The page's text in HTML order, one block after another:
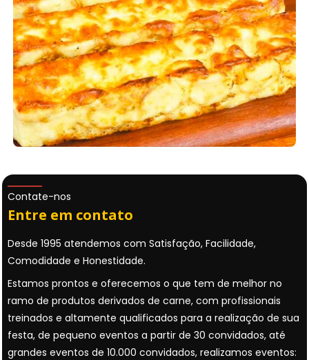
Contate-nos
Entre em contato
Desde 1995 atendemos com Satisfação, Facilidade,
Comodidade e Honestidade.
Estamos prontos e oferecemos o que tem de melhor no
ramo de produtos derivados de carne, com profissionais
treinados e altamente qualificados para a realização de sua
festa, de pequeno eventos a partir de 30 convidados, até
grandes eventos de 10.000 convidados, realizamos eventos: